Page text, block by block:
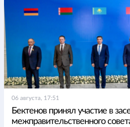
06 августа, 17:51
Бектенов принял участие в
межправительственного